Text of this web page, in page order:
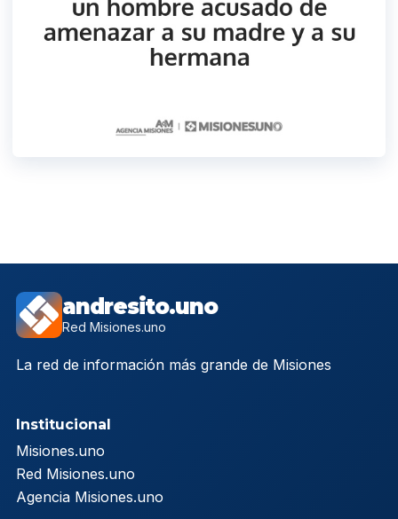
andresito.uno
Red Misiones.uno
La red de información más grande de Misiones
Institucional
Misiones.uno
Red Misiones.uno
Agencia Misiones.uno